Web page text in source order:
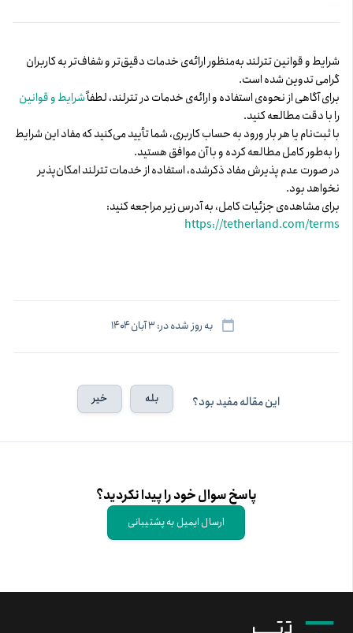
شرایط و قوانین تترلند به‌منظور ارائه‌ی خدمات دقیق‌تر و شفاف‌تر به کاربران
گرامی تدوین شده است.
برای آگاهی از نحوه‌ی استفاده و ارائه‌ی خدمات در تترلند، لطفاًشرایط و قوانین
را با دقت مطالعه کنید.
با ثبت‌نام یا هر بار ورود به حساب کاربری، شما تأیید می‌کنید که مفاد این شرایط
را به‌طور کامل مطالعه کرده و با آن موافق هستید.
در صورت عدم پذیرش مفاد ذکرشده، استفاده از خدمات تترلند امکان‌پذیر
نخواهد بود.
برای مشاهده‌ی جزئیات کامل، به آدرس زیر مراجعه کنید:
https://tetherland.com/terms
به روز شده در: ۳ آبان ۱۴۰۴
این مقاله مفید بود؟ بله خیر
پاسخ سوال خود را پیدا نکردید؟
ارسال ایمیل به پشتیبانی